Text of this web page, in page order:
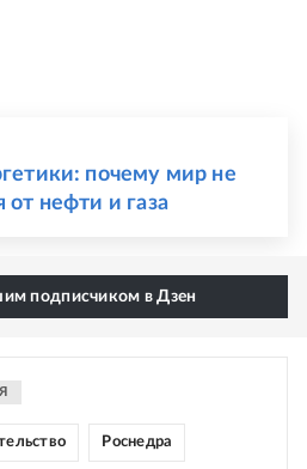
почему мир не
от нефти и газа
подписчиком в Дзен
Роснедра